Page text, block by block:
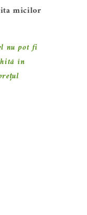
micilor
nu pot fi
în